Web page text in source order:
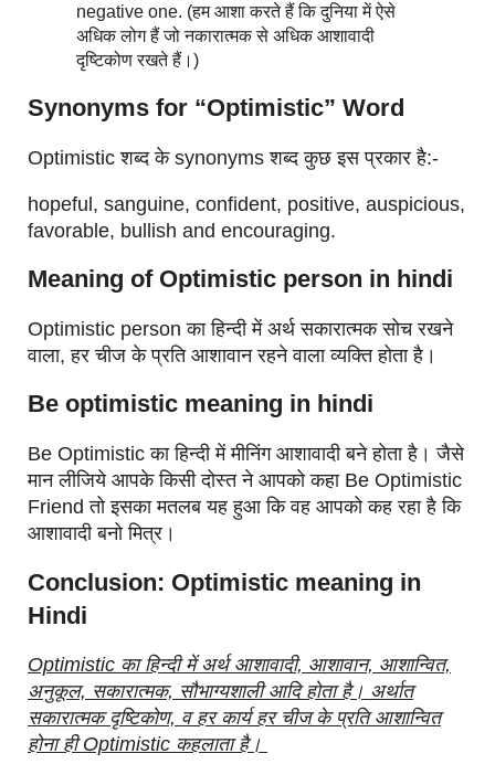
negative one. (हम आशा करते हैं कि दुनिया में ऐसे
अधिक लोग हैं जो नकारात्मक से अधिक आशावादी
दृष्टिकोण रखते हैं।)
Synonyms for “Optimistic” Word
Optimistic शब्द के synonyms शब्द कुछ इस प्रकार है:-
hopeful, sanguine, confident, positive, auspicious,
favorable, bullish and encouraging.
Meaning of Optimistic person in hindi
Optimistic person का हिन्दी में अर्थ सकारात्मक सोच रखने
वाला, हर चीज के प्रति आशावान रहने वाला व्यक्ति होता है।
Be optimistic meaning in hindi
Be Optimistic का हिन्दी में मीनिंग आशावादी बने होता है। जैसे
मान लीजिये आपके किसी दोस्त ने आपको कहा Be Optimistic
Friend तो इसका मतलब यह हुआ कि वह आपको कह रहा है कि
आशावादी बनो मित्र।
Conclusion: Optimistic meaning in
Hindi
Optimistic का हिन्दी में अर्थ आशावादी, आशावान, आशान्वित,
अनुकूल, सकारात्मक, सौभाग्यशाली आदि होता है। अर्थात
सकारात्मक दृष्टिकोण, व हर कार्य हर चीज के प्रति आशान्वित
होना ही Optimistic कहलाता है।